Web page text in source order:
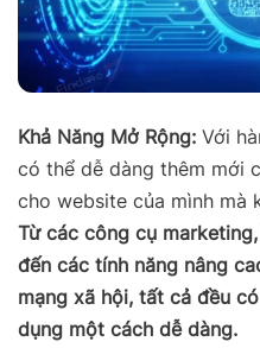
Khả Năng Mở Rộng: Với
có thể dễ dàng thêm mới
cho website của mình mà
Từ các công cụ
đến các tính năng nâng
mạng xã hội, tất cả đều
dụng một cách dễ dàng.